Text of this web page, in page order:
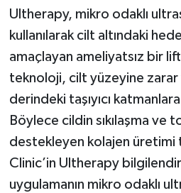
Ultherapy, mikro odaklı
kullanılarak cilt altındaki
amaçlayan ameliyatsız bir
teknoloji, cilt yüzeyine
derindeki taşıyıcı
Böylece cildin sıkılaşma ve
destekleyen kolajen üretimi
Clinic’in Ultherapy
uygulamanın mikro odaklı